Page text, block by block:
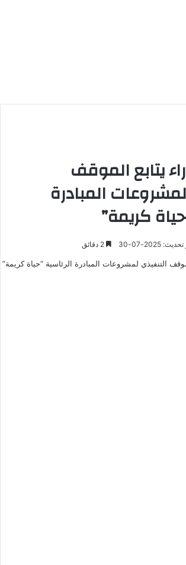
يتابع الموقف
المبادرة
كريمة”
2025-07-30